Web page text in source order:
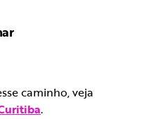
caminho, veja
.